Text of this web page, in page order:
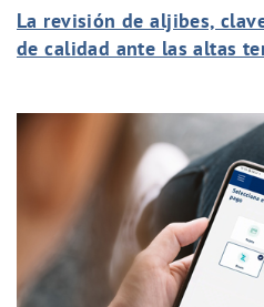
La revisión de aljibes,
de calidad ante las altas